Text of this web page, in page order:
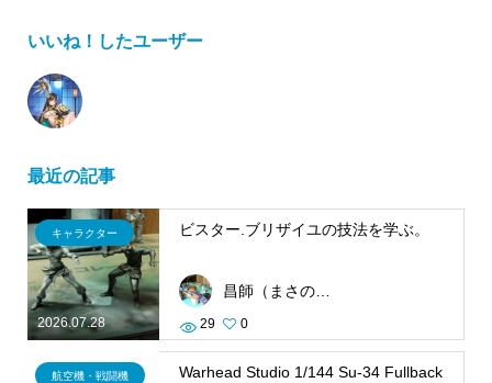
いいね！したユーザー
最近の記事
2026.07.28
キャラクター ビスター.ブリザイユの技法を学ぶ。
昌師（まさのり）
29 0
航空機・戦闘機
Warhead Studio 1/144 Su-34 Fullback